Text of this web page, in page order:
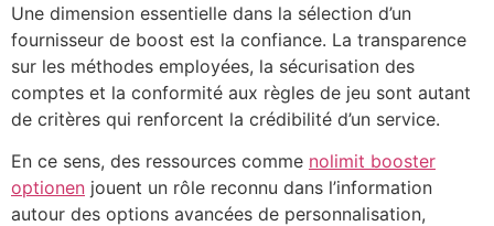
Une dimension essentielle dans la sélection d’un
fournisseur de boost est la confiance. La transparence
sur les méthodes employées, la sécurisation des
comptes et la conformité aux règles de jeu sont autant
de critères qui renforcent la crédibilité d’un service.
En ce sens, des ressources comme nolimit booster
optionen jouent un rôle reconnu dans l’information
autour des options avancées de personnalisation,